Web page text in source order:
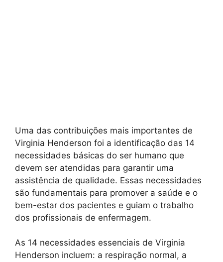
Uma das contribuições mais importantes de
Virginia Henderson foi a identificação das 14
necessidades básicas do ser humano que
devem ser atendidas para garantir uma
assistência de qualidade. Essas necessidades
são fundamentais para promover a saúde e o
bem-estar dos pacientes e guiam o trabalho
dos profissionais de enfermagem.
As 14 necessidades essenciais de Virginia
Henderson incluem: a respiração normal, a